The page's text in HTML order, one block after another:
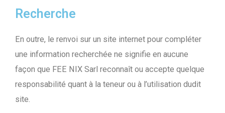
Recherche
En outre, le renvoi sur un site internet pour compléter
une information recherchée ne signifie en aucune
façon que FEE NIX Sarl reconnaît ou accepte quelque
responsabilité quant à la teneur ou à l’utilisation dudit
site.